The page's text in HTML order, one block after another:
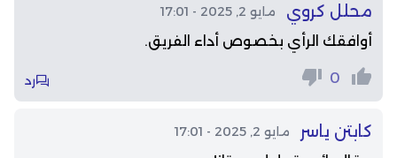
محلل كروي مايو 2, 2025 - 17:01
أوافقك الرأي بخصوص أداء الفريق.
0 رد
كابتن ياسر مايو 2, 2025 - 17:01